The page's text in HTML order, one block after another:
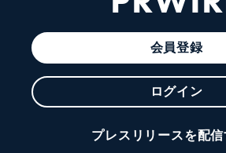
会員登録
ログイン
プレスリリースを配信